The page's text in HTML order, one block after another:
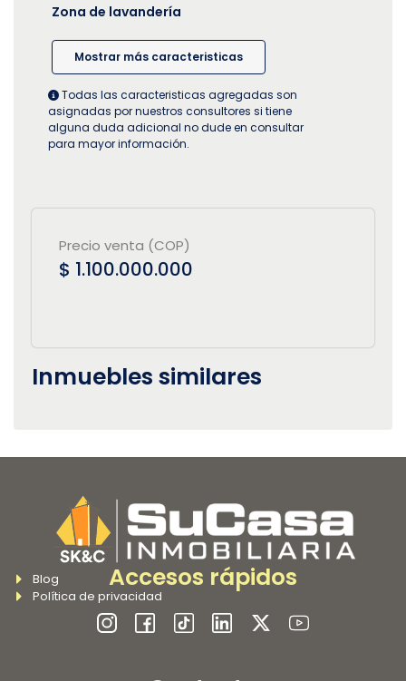
Zona de lavandería
Mostrar más caracteristicas
Todas las caracteristicas agregadas son
asignadas por nuestros consultores si tiene
alguna duda adicional no dude en consultar
para mayor información.
Precio venta (COP)
$ 1.100.000.000
Inmuebles similares
Accesos rápidos
Blog
Política de privacidad